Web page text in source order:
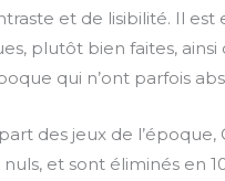
et de lisibilité. Il
plutôt bien faites,
qui n’ont parfois
des jeux de
et sont éliminés en